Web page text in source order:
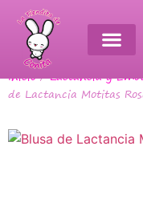
Inicio/Lactancia y
de Lactancia Motitas